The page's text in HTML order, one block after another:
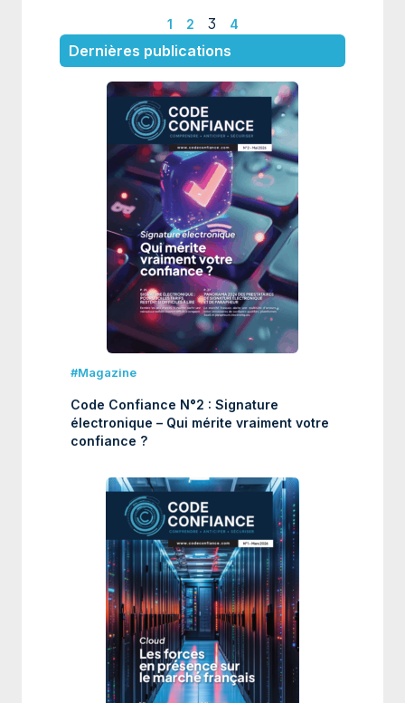
1 2 3 4
Dernières publications
#Magazine
Code Confiance N°2 : Signature
électronique – Qui mérite vraiment votre
confiance ?